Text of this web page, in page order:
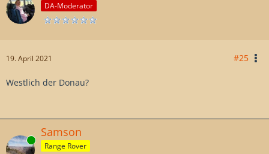
DA-Moderator
19. April 2021 #25
Westlich der Donau?
Online
Samson
Range Rover